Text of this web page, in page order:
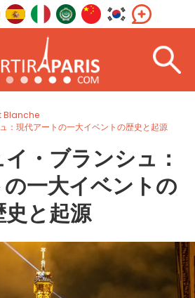
Blanche
：現代アートの一大イベントの歴史と起源
・ブランシュ：
一大イベントの
史と起源